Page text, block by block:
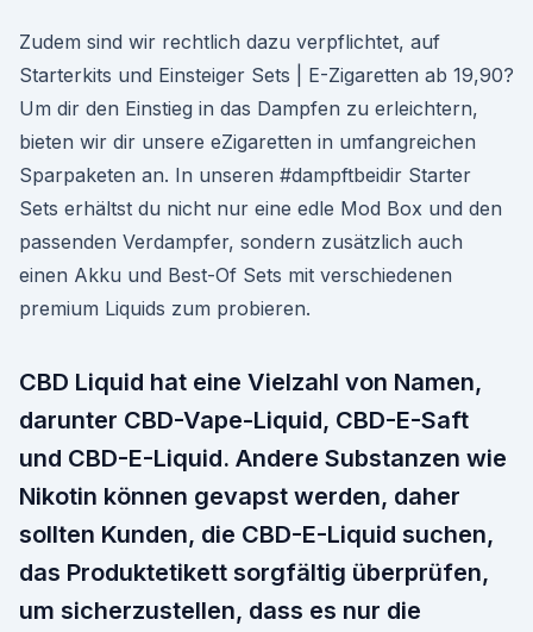
Zudem sind wir rechtlich dazu verpflichtet, auf
Starterkits und Einsteiger Sets | E-Zigaretten ab 19,90?
Um dir den Einstieg in das Dampfen zu erleichtern,
bieten wir dir unsere eZigaretten in umfangreichen
Sparpaketen an. In unseren #dampftbeidir Starter
Sets erhältst du nicht nur eine edle Mod Box und den
passenden Verdampfer, sondern zusätzlich auch
einen Akku und Best-Of Sets mit verschiedenen
premium Liquids zum probieren.
CBD Liquid hat eine Vielzahl von Namen,
darunter CBD-Vape-Liquid, CBD-E-Saft
und CBD-E-Liquid. Andere Substanzen wie
Nikotin können gevapst werden, daher
sollten Kunden, die CBD-E-Liquid suchen,
das Produktetikett sorgfältig überprüfen,
um sicherzustellen, dass es nur die